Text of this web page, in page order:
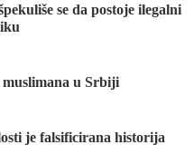
se da postoje ilegalni
u Srbiji
je falsificirana historija